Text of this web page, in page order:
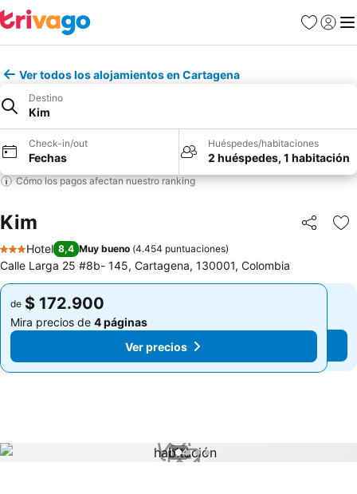
Favoritos
Iniciar
Ver todos los alojamientos en Cartagena
Destino
Kim
Check-in/out
Fechas
Huéspedes/habitaciones
2 huéspedes, 1 habitación
Cómo los pagos afectan nuestro ranking
Kim Compartir
3 Estrellas
Hotel 8,4 Muy bueno (4.454 puntuaciones)
Calle Larga 25 #8b- 145, Cartagena, 130001, Colombia
de $ 172.900
Mira precios de 4 páginas
Ver precios
de $ 172.900
Mira precios de 4 páginas
Ver precios
1 / 4